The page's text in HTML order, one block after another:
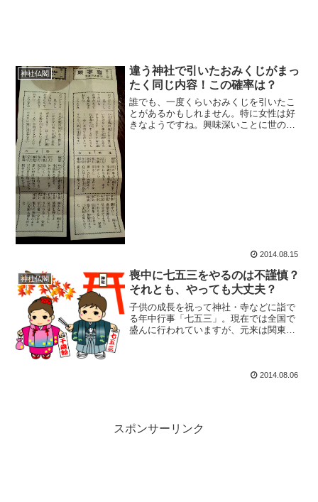
神社仏閣
違う神社で引いたおみくじがまっ
たく同じ内容！この確率は？
誰でも、一度くらいおみくじを引いたこ
とがあるかもしれません。特に女性は好
きなようですね。興味深いことに世の中
2014.08.15
神社仏閣
喪中に七五三をやるのは不謹慎？
それとも、やっても大丈夫？
子供の成長を祝って神社・寺などに詣で
る年中行事「七五三」。現在では全国で
盛んに行われていますが、元来は関東圏
2014.08.06
スポンサーリンク